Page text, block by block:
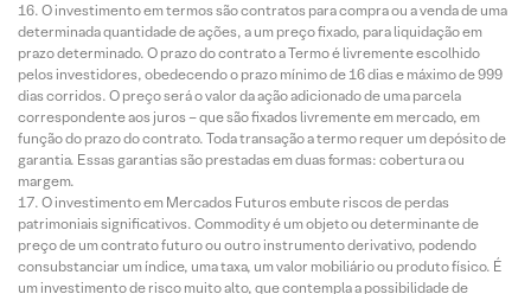
O investimento em termos são contratos para compra ou a venda de uma
determinada quantidade de ações, a um preço fixado, para liquidação em
prazo determinado. O prazo do contrato a Termo é livremente escolhido
pelos investidores, obedecendo o prazo mínimo de 16 dias e máximo de 999
dias corridos. O preço será o valor da ação adicionado de uma parcela
correspondente aos juros – que são fixados livremente em mercado, em
função do prazo do contrato. Toda transação a termo requer um depósito de
garantia. Essas garantias são prestadas em duas formas: cobertura ou
margem.
O investimento em Mercados Futuros embute riscos de perdas
patrimoniais significativos. Commodity é um objeto ou determinante de
preço de um contrato futuro ou outro instrumento derivativo, podendo
consubstanciar um índice, uma taxa, um valor mobiliário ou produto físico. É
um investimento de risco muito alto, que contempla a possibilidade de